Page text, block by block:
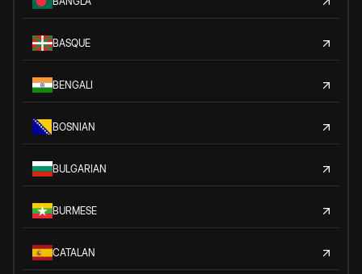
BASQUE
BENGALI
BOSNIAN
BULGARIAN
BURMESE
CATALAN